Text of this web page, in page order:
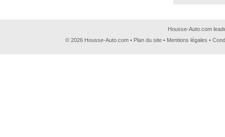
Housse-Auto.com
© 2026 Housse-Auto.com • Plan du site • Mentions légales •